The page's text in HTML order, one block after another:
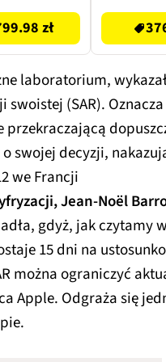
TCL
5.1-
4K HDR,
BT,
DTS:X
zł
laboratorium,
(SAR).
swojej decyzji,
we Francji
Jean-Noël
gdyż, jak czytamy
15 dni na
można ograniczyć
Apple. Odgraża się